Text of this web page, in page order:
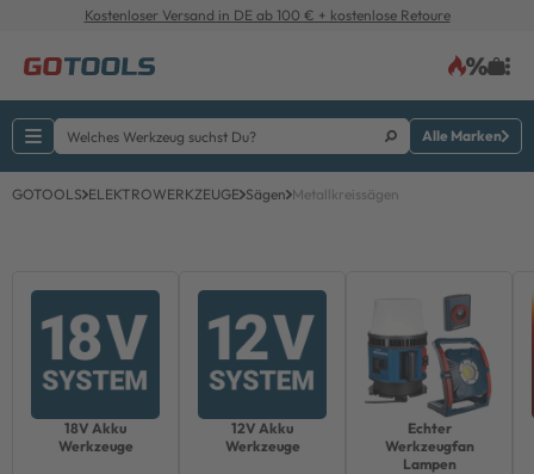
Kostenloser Versand in DE ab 100 € + kostenlose Retoure
Alle Marken
GOTOOLS ELEKTROWERKZEUGE Sägen Metallkreissägen
18V Akku
Werkzeuge
12V Akku
Werkzeuge
Echter
Werkzeugfan
Lampen